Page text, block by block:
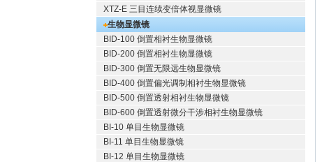
XTZ-E 三目连续变倍体视显微镜
生物显微镜
BID-100 倒置相衬生物显微镜
BID-200 倒置相衬生物显微镜
BID-300 倒置无限远生物显微镜
BID-400 倒置偏光调制相衬生物显微镜
BID-500 倒置透射相衬生物显微镜
BID-600 倒置透射微分干涉相衬生物显微镜
BI-10 单目生物显微镜
BI-11 单目生物显微镜
BI-12 单目生物显微镜